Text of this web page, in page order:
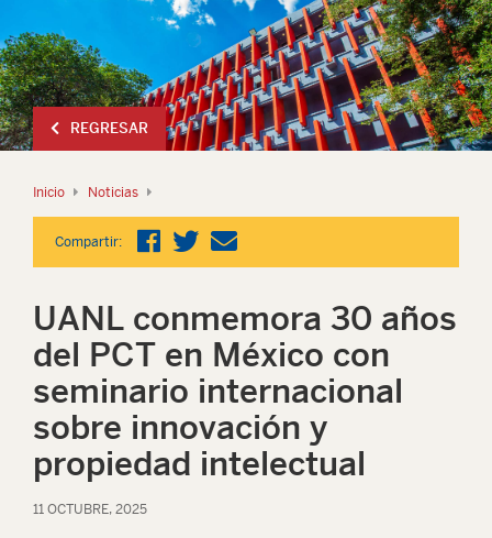
REGRESAR
Inicio Noticias
Compartir:
UANL conmemora 30 años
del PCT en México con
seminario internacional
sobre innovación y
propiedad intelectual
11 OCTUBRE, 2025